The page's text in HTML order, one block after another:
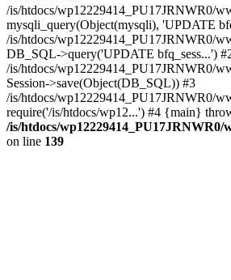
/is/htdocs/wp12229414_PU17JRNWR0/
mysqli_query(Object(mysqli), 'UPDATE
/is/htdocs/wp12229414_PU17JRNWR0/
DB_SQL->query('UPDATE bfq_sess...')
/is/htdocs/wp12229414_PU17JRNWR0/
Session->save(Object(DB_SQL)) #3
/is/htdocs/wp12229414_PU17JRNWR0/
require('/is/htdocs/wp12...') #4 {main}
/is/htdocs/wp12229414_PU17JRNWR0/
on line 139